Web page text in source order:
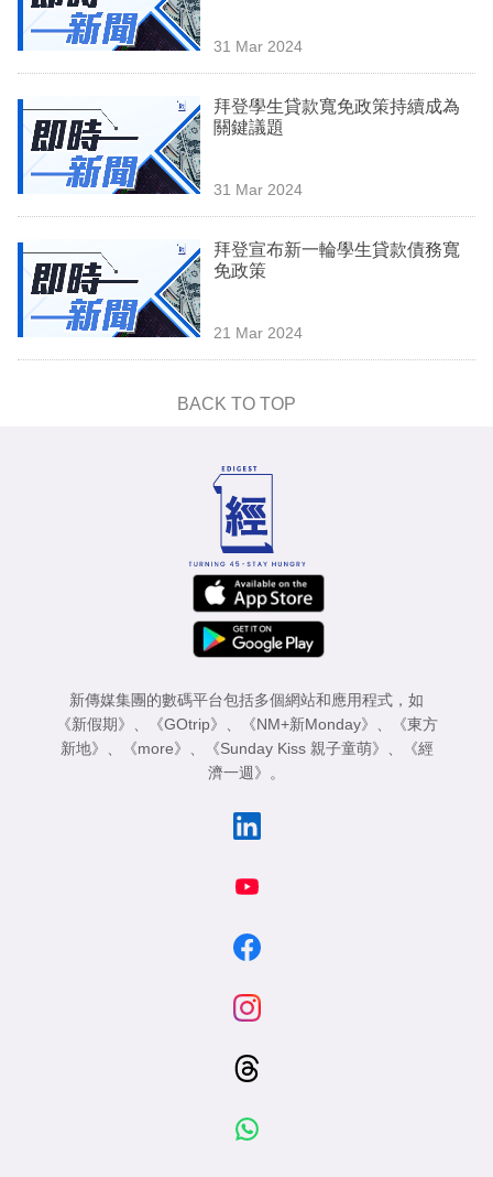
事
訂
閱
31 Mar 2024
拜登學生貸款寬免政策持續成為
關鍵議題
31 Mar 2024
拜登宣布新一輪學生貸款債務寬
免政策
21 Mar 2024
BACK TO TOP
新傳媒集團的數碼平台包括多個網站和應用程式，如
《新假期》
《GOtrip》 《NM+新Monday》
《東方
新地》
《more》 《Sunday Kiss 親子童萌》
《經
濟一週》
。